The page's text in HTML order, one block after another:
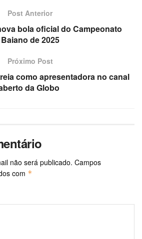
Post Anterior
bola oficial do Campeonato
Baiano de 2025
Próximo Post
como apresentadora no canal
da Globo
não será publicado. Campos
com *